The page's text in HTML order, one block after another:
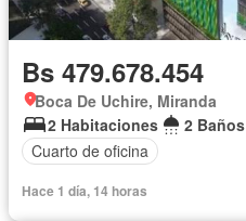
Bs 479.678.454
Boca De Uchire, Miranda
2 Habitaciones
2 Baños
Cuarto de oficina
Hace 1 día, 14 horas